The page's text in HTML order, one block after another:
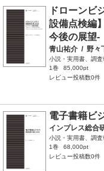
ドローンビ
設備点検編
今後の展望-
青山祐介 / 野々
小説・実用書、調査
1巻
85,000pt
レビュー投稿数0件
電子書籍ビ
インプレス総合
小説・実用書、調査
1巻
68,000pt
レビュー投稿数0件